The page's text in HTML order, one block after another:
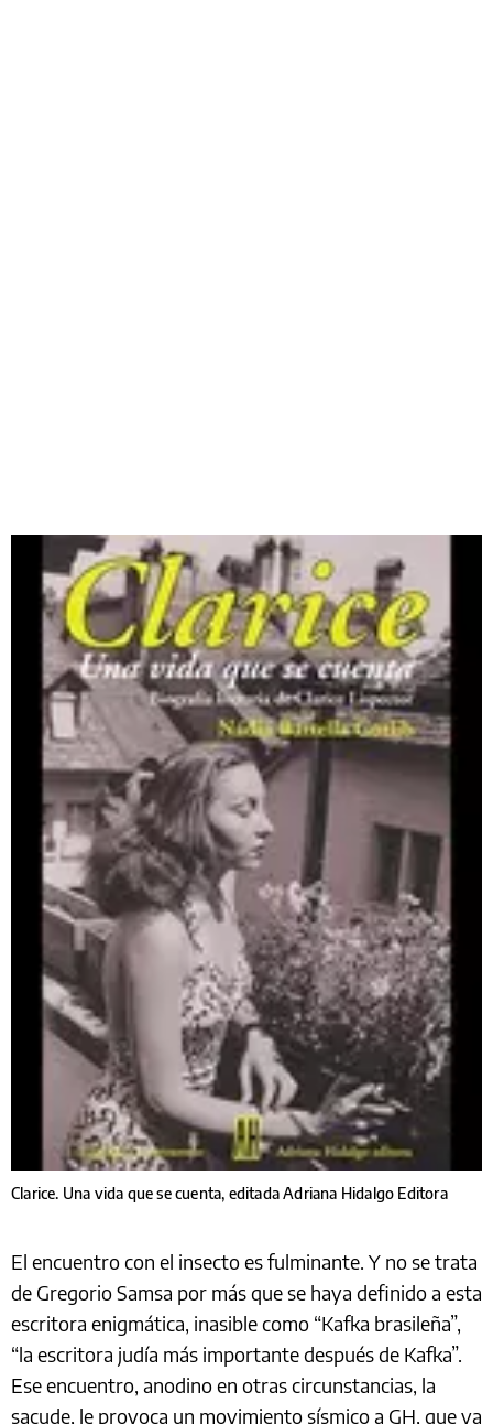
Clarice. Una vida que se cuenta, editada Adriana Hidalgo Editora
El encuentro con el insecto es fulminante. Y no se trata
de Gregorio Samsa por más que se haya definido a esta
escritora enigmática, inasible como “Kafka brasileña”,
“la escritora judía más importante después de Kafka”.
Ese encuentro, anodino en otras circunstancias, la
sacude, le provoca un movimiento sísmico a GH, que ya